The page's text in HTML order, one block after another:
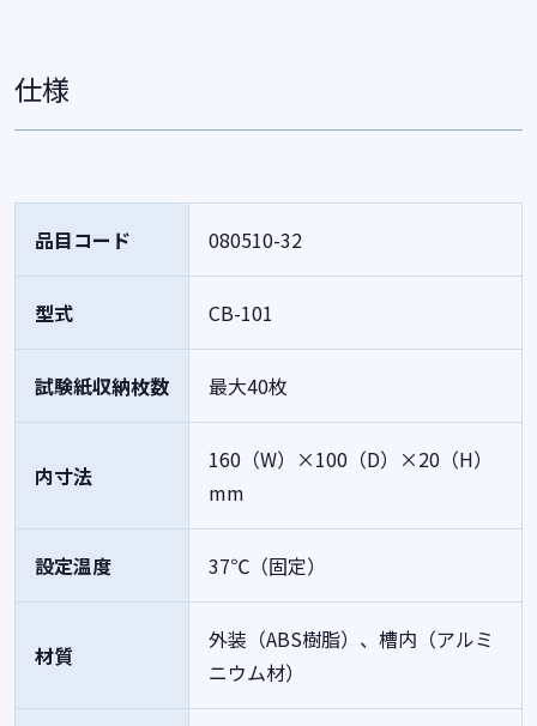
仕様
品目コード 080510-32
型式 CB-101
試験紙収納枚数 最大40枚
内寸法
160（W）×100（D）×20（H）
mm
設定温度 37℃（固定）
材質
外装（ABS樹脂）、槽内（アルミ
ニウム材）